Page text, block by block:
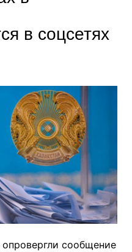
в соцсетях
сообщение